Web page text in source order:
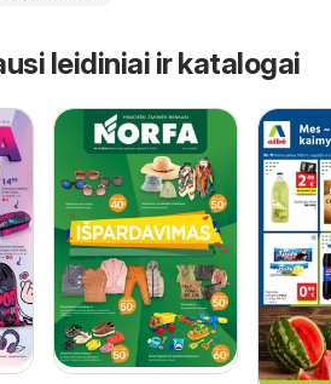
leidiniai ir katalogai